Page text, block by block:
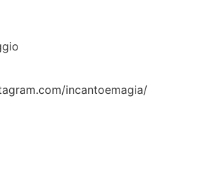
incantoemagia/